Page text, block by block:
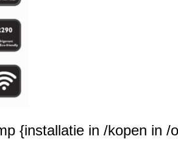
{installatie in /kopen in